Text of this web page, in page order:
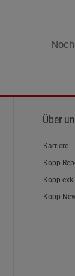
Über
Karriere
Kopp
Kopp
Kopp